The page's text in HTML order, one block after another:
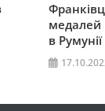
медалей
в Румунії